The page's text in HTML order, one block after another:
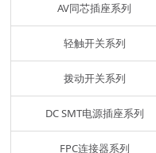
AV同芯插座系列
轻触开关系列
拨动开关系列
DC SMT电源插座系列
FPC连接器系列